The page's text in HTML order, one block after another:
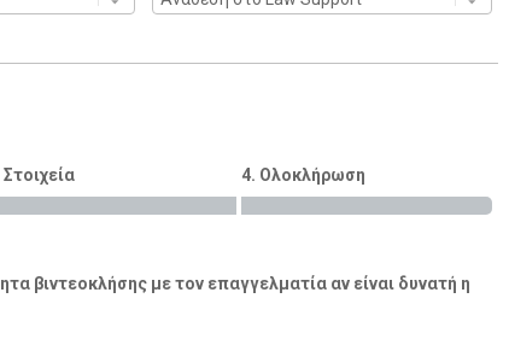
Στοιχεία 4. Ολοκλήρωση
βιντεοκλήσης με τον επαγγελματία αν είναι δυνατή η